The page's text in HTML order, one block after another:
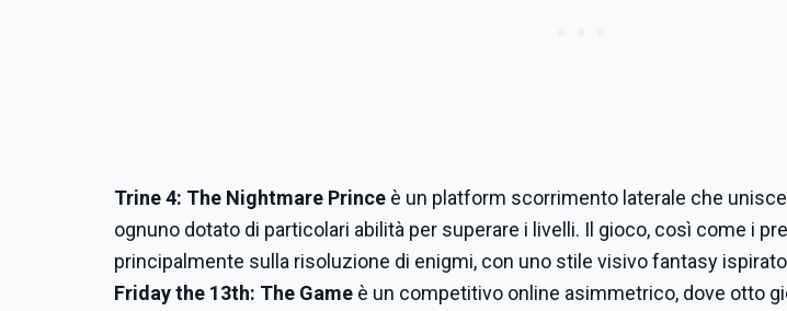
Trine 4: The Nightmare Prince è un platform scorrimento laterale che
ognuno dotato di particolari abilità per superare i livelli. Il gioco, così come i
principalmente sulla risoluzione di enigmi, con uno stile visivo fantasy
Friday the 13th: The Game è un competitivo online asimmetrico, dove otto